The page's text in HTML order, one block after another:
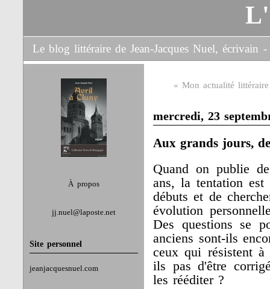
Le blog littéraire de Jean-Jacques Nuel, écrivain
À propos
jj.nuel@laposte.net
Site personnel
jeanjacquesnuel.com
« Mon actualité
mercredi, 23
Aux grands jours,
Quand on publie
ans, la tentation
débuts et de
évolution
Des questions se
anciens sont-ils
ceux qui résistent
ils pas d'être
les rééditer ?